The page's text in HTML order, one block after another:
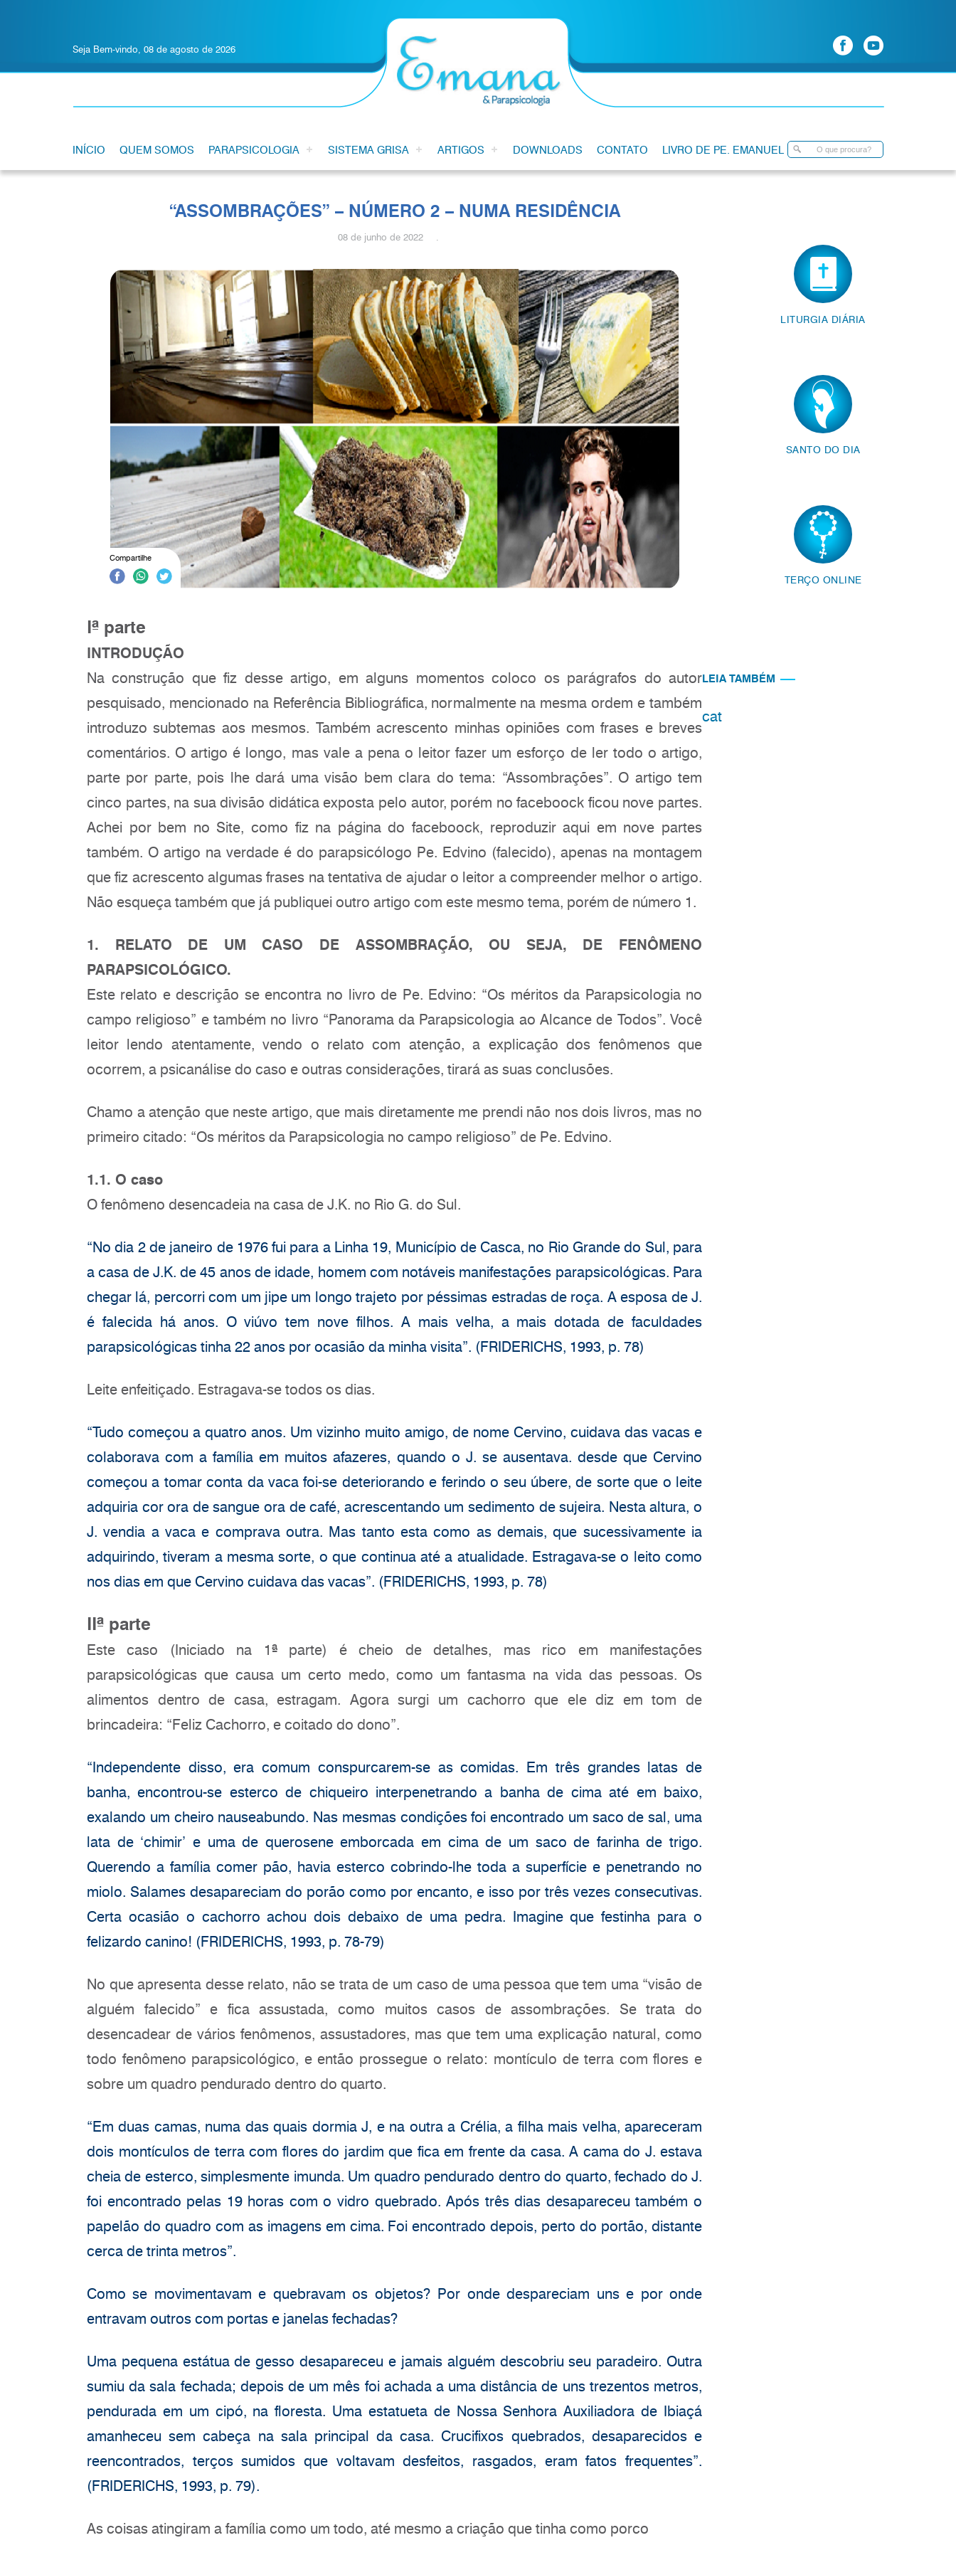
Seja Bem-vindo, 08 de agosto de 2026
INÍCIO QUEM SOMOS PARAPSICOLOGIA SISTEMA GRISA ARTIGOS DOWNLOADS CONTATO LIVRO DE PE. EMANUEL
“ASSOMBRAÇÕES” – NÚMERO 2 – NUMA RESIDÊNCIA
08 de junho de 2022 .
Compartilhe
Iª parte
INTRODUÇÃO
Na construção que fiz desse artigo, em alguns momentos coloco os parágrafos do autor
pesquisado, mencionado na Referência Bibliográfica, normalmente na mesma ordem e também
introduzo subtemas aos mesmos. Também acrescento minhas opiniões com frases e breves
comentários. O artigo é longo, mas vale a pena o leitor fazer um esforço de ler todo o artigo,
parte por parte, pois lhe dará uma visão bem clara do tema: “Assombrações”. O artigo tem
cinco partes, na sua divisão didática exposta pelo autor, porém no faceboock ficou nove partes.
Achei por bem no Site, como fiz na página do faceboock, reproduzir aqui em nove partes
também. O artigo na verdade é do parapsicólogo Pe. Edvino (falecido), apenas na montagem
que fiz acrescento algumas frases na tentativa de ajudar o leitor a compreender melhor o artigo.
Não esqueça também que já publiquei outro artigo com este mesmo tema, porém de número 1.
1. RELATO DE UM CASO DE ASSOMBRAÇÃO, OU SEJA, DE FENÔMENO
PARAPSICOLÓGICO.
Este relato e descrição se encontra no livro de Pe. Edvino: “Os méritos da Parapsicologia no
campo religioso” e também no livro “Panorama da Parapsicologia ao Alcance de Todos”. Você
leitor lendo atentamente, vendo o relato com atenção, a explicação dos fenômenos que
ocorrem, a psicanálise do caso e outras considerações, tirará as suas conclusões.
Chamo a atenção que neste artigo, que mais diretamente me prendi não nos dois livros, mas no
primeiro citado: “Os méritos da Parapsicologia no campo religioso” de Pe. Edvino.
1.1. O caso
O fenômeno desencadeia na casa de J.K. no Rio G. do Sul.
“No dia 2 de janeiro de 1976 fui para a Linha 19, Município de Casca, no Rio Grande do Sul, para
a casa de J.K. de 45 anos de idade, homem com notáveis manifestações parapsicológicas. Para
chegar lá, percorri com um jipe um longo trajeto por péssimas estradas de roça. A esposa de J.
é falecida há anos. O viúvo tem nove filhos. A mais velha, a mais dotada de faculdades
parapsicológicas tinha 22 anos por ocasião da minha visita”. (FRIDERICHS, 1993, p. 78)
Leite enfeitiçado. Estragava-se todos os dias.
“Tudo começou a quatro anos. Um vizinho muito amigo, de nome Cervino, cuidava das vacas e
colaborava com a família em muitos afazeres, quando o J. se ausentava. desde que Cervino
começou a tomar conta da vaca foi-se deteriorando e ferindo o seu úbere, de sorte que o leite
adquiria cor ora de sangue ora de café, acrescentando um sedimento de sujeira. Nesta altura, o
J. vendia a vaca e comprava outra. Mas tanto esta como as demais, que sucessivamente ia
adquirindo, tiveram a mesma sorte, o que continua até a atualidade. Estragava-se o leito como
nos dias em que Cervino cuidava das vacas”. (FRIDERICHS, 1993, p. 78)
IIª parte
Este caso (Iniciado na 1ª parte) é cheio de detalhes, mas rico em manifestações
parapsicológicas que causa um certo medo, como um fantasma na vida das pessoas. Os
alimentos dentro de casa, estragam. Agora surgi um cachorro que ele diz em tom de
brincadeira: “Feliz Cachorro, e coitado do dono”.
“Independente disso, era comum conspurcarem-se as comidas. Em três grandes latas de
banha, encontrou-se esterco de chiqueiro interpenetrando a banha de cima até em baixo,
exalando um cheiro nauseabundo. Nas mesmas condições foi encontrado um saco de sal, uma
lata de ‘chimir’ e uma de querosene emborcada em cima de um saco de farinha de trigo.
Querendo a família comer pão, havia esterco cobrindo-lhe toda a superfície e penetrando no
miolo. Salames desapareciam do porão como por encanto, e isso por três vezes consecutivas.
Certa ocasião o cachorro achou dois debaixo de uma pedra. Imagine que festinha para o
felizardo canino! (FRIDERICHS, 1993, p. 78-79)
No que apresenta desse relato, não se trata de um caso de uma pessoa que tem uma “visão de
alguém falecido” e fica assustada, como muitos casos de assombrações. Se trata do
desencadear de vários fenômenos, assustadores, mas que tem uma explicação natural, como
todo fenômeno parapsicológico, e então prossegue o relato: montículo de terra com flores e
sobre um quadro pendurado dentro do quarto.
“Em duas camas, numa das quais dormia J, e na outra a Crélia, a filha mais velha, apareceram
dois montículos de terra com flores do jardim que fica em frente da casa. A cama do J. estava
cheia de esterco, simplesmente imunda. Um quadro pendurado dentro do quarto, fechado do J.
foi encontrado pelas 19 horas com o vidro quebrado. Após três dias desapareceu também o
papelão do quadro com as imagens em cima. Foi encontrado depois, perto do portão, distante
cerca de trinta metros”.
Como se movimentavam e quebravam os objetos? Por onde despareciam uns e por onde
entravam outros com portas e janelas fechadas?
Uma pequena estátua de gesso desapareceu e jamais alguém descobriu seu paradeiro. Outra
sumiu da sala fechada; depois de um mês foi achada a uma distância de uns trezentos metros,
pendurada em um cipó, na floresta. Uma estatueta de Nossa Senhora Auxiliadora de Ibiaçá
amanheceu sem cabeça na sala principal da casa. Crucifixos quebrados, desaparecidos e
reencontrados, terços sumidos que voltavam desfeitos, rasgados, eram fatos frequentes”.
(FRIDERICHS, 1993, p. 79).
As coisas atingiram a família como um todo, até mesmo a criação que tinha como porco
LITURGIA DIÁRIA
SANTO DO DIA
TERÇO ONLINE
LEIA TAMBÉM
cat